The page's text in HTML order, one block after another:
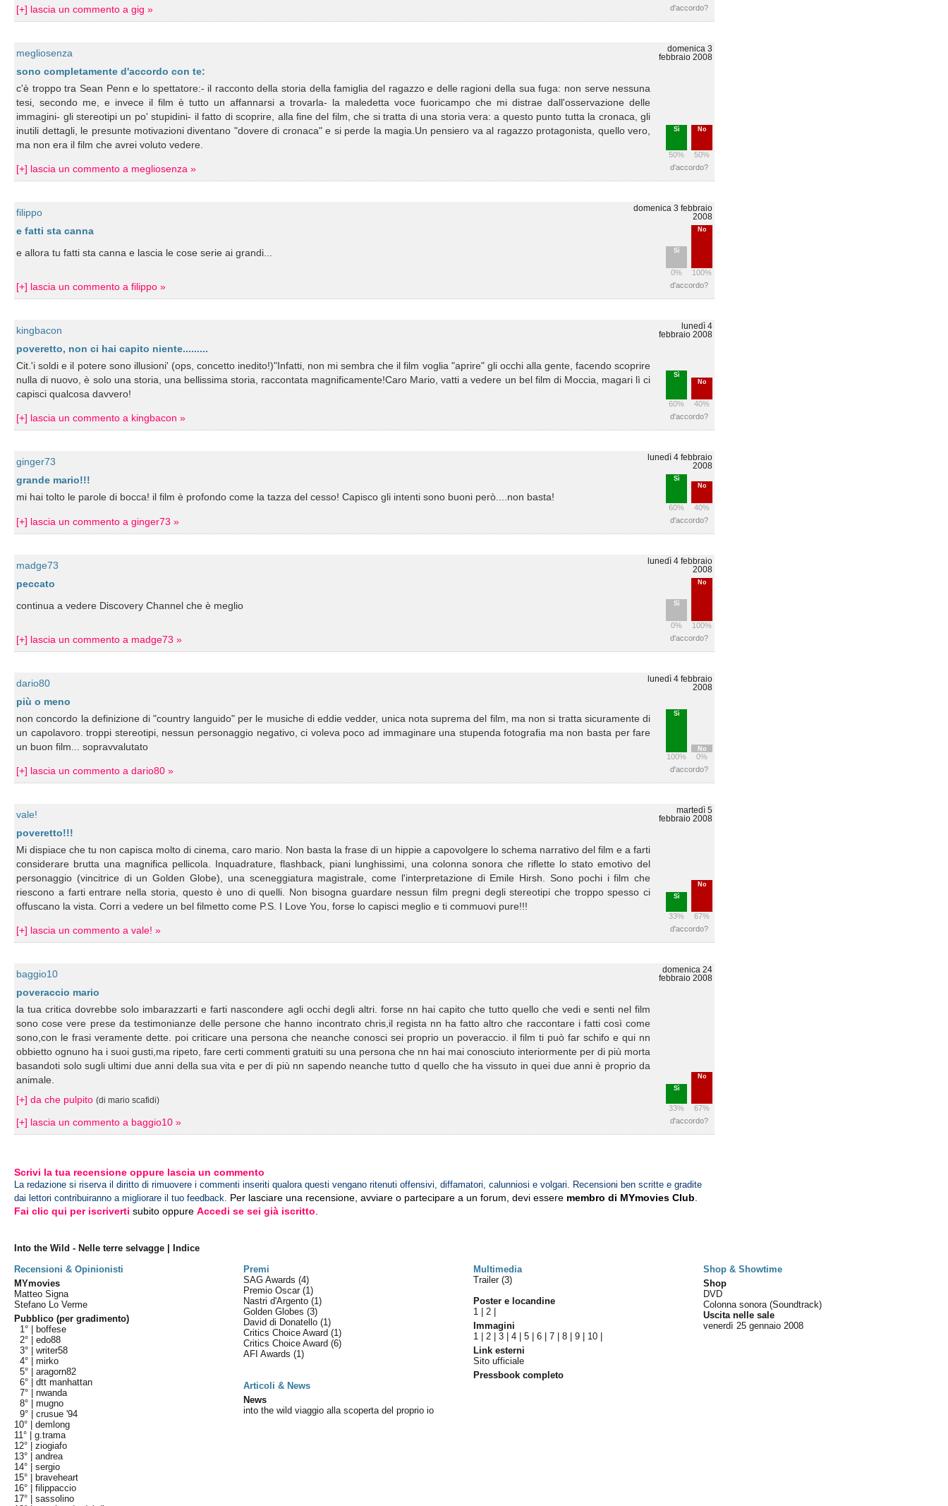
[+] lascia un commento a gig » d'accordo?
megliosenza
domenica 3
febbraio 2008
sono completamente d'accordo con te:
Sì
50%
No
50%
c'è troppo tra Sean Penn e lo spettatore:- il racconto della storia della famiglia del ragazzo e delle ragioni della sua fuga: non serve nessuna
tesi, secondo me, e invece il film è tutto un affannarsi a trovarla- la maledetta voce fuoricampo che mi distrae dall'osservazione delle
immagini- gli stereotipi un po' stupidini- il fatto di scoprire, alla fine del film, che si tratta di una storia vera: a questo punto tutta la cronaca, gli
inutili dettagli, le presunte motivazioni diventano "dovere di cronaca" e si perde la magia.Un pensiero va al ragazzo protagonista, quello vero,
ma non era il film che avrei voluto vedere.
[+] lascia un commento a megliosenza » d'accordo?
filippo
domenica 3 febbraio
2008
e fatti sta canna
Sì
0%
No
100%
e allora tu fatti sta canna e lascia le cose serie ai grandi...
[+] lascia un commento a filippo » d'accordo?
kingbacon
lunedì 4
febbraio 2008
poveretto, non ci hai capito niente.........
Sì
60%
No
40%
Cit.'i soldi e il potere sono illusioni' (ops, concetto inedito!)"Infatti, non mi sembra che il film voglia "aprire" gli occhi alla gente, facendo scoprire
nulla di nuovo, è solo una storia, una bellissima storia, raccontata magnificamente!Caro Mario, vatti a vedere un bel film di Moccia, magari lì ci
capisci qualcosa davvero!
[+] lascia un commento a kingbacon » d'accordo?
ginger73
lunedì 4 febbraio
2008
grande mario!!! Sì
60%
No
40%
mi hai tolto le parole di bocca! il film è profondo come la tazza del cesso! Capisco gli intenti sono buoni però....non basta!
[+] lascia un commento a ginger73 » d'accordo?
madge73
lunedì 4 febbraio
2008
peccato
Sì
0%
No
100%
continua a vedere Discovery Channel che è meglio
[+] lascia un commento a madge73 » d'accordo?
dario80
lunedì 4 febbraio
2008
più o meno
Sì
100%
No
0%
non concordo la definizione di "country languido" per le musiche di eddie vedder, unica nota suprema del film, ma non si tratta sicuramente di
un capolavoro. troppi stereotipi, nessun personaggio negativo, ci voleva poco ad immaginare una stupenda fotografia ma non basta per fare
un buon film... sopravvalutato
[+] lascia un commento a dario80 » d'accordo?
vale!
martedì 5
febbraio 2008
poveretto!!!
Sì
33%
No
67%
Mi dispiace che tu non capisca molto di cinema, caro mario. Non basta la frase di un hippie a capovolgere lo schema narrativo del film e a farti
considerare brutta una magnifica pellicola. Inquadrature, flashback, piani lunghissimi, una colonna sonora che riflette lo stato emotivo del
personaggio (vincitrice di un Golden Globe), una sceneggiatura magistrale, come l'interpretazione di Emile Hirsh. Sono pochi i film che
riescono a farti entrare nella storia, questo è uno di quelli. Non bisogna guardare nessun film pregni degli stereotipi che troppo spesso ci
offuscano la vista. Corri a vedere un bel filmetto come P.S. I Love You, forse lo capisci meglio e ti commuovi pure!!!
[+] lascia un commento a vale! » d'accordo?
baggio10
domenica 24
febbraio 2008
poveraccio mario
Sì
33%
No
67%
la tua critica dovrebbe solo imbarazzarti e farti nascondere agli occhi degli altri. forse nn hai capito che tutto quello che vedi e senti nel film
sono cose vere prese da testimonianze delle persone che hanno incontrato chris,il regista nn ha fatto altro che raccontare i fatti così come
sono,con le frasi veramente dette. poi criticare una persona che neanche conosci sei proprio un poveraccio. il film ti può far schifo e qui nn
obbietto ognuno ha i suoi gusti,ma ripeto, fare certi commenti gratuiti su una persona che nn hai mai conosciuto interiormente per di più morta
basandoti solo sugli ultimi due anni della sua vita e per di più nn sapendo neanche tutto d quello che ha vissuto in quei due anni è proprio da
animale.
[+] da che pulpito (di mario scafidi)
[+] lascia un commento a baggio10 » d'accordo?
Scrivi la tua recensione oppure lascia un commento
La redazione si riserva il diritto di rimuovere i commenti inseriti qualora questi vengano ritenuti offensivi, diffamatori, calunniosi e volgari. Recensioni ben scritte e gradite
dai lettori contribuiranno a migliorare il tuo feedback. Per lasciare una recensione, avviare o partecipare a un forum, devi essere membro di MYmovies Club
Fai clic qui per iscriverti subito oppureAccedi se sei già iscritto
Into the Wild - Nelle terre selvagge | Indice
Recensioni & Opinionisti
Premi Multimedia
Shop & Showtime
MYmovies
Matteo Signa
Stefano Lo Verme
Pubblico (per gradimento)
1° |
boffese
2° |edo88
3° |writer58
4° |mirko
5° |aragorn82
6° |dtt manhattan
7° |nwanda
8° |mugno
9° |crusue '94
10° |demlong
11° |g.trama
12° |ziogiafo
13° |andrea
14° |sergio
15° |
braveheart
16° |filippaccio
17° |sassolino
SAG Awards(4)
Premio Oscar(1)
Nastri d'Argento(1)
Golden Globes(3)
David di Donatello(1)
Critics Choice Award(1)
Critics Choice Award(6)
AFI Awards(1)
Articoli & News
News
into the wild viaggio alla scoperta del proprio io
Trailer (3)
Poster e locandine
1 |2
Immagini
1 |2 |3 |4 |5 |6 |7 |8 |9 10
Link esterni
Sito ufficiale
Pressbook completo
Shop
DVD
Colonna sonora (Soundtrack)
Uscita nelle sale
venerdì 25 gennaio 2008